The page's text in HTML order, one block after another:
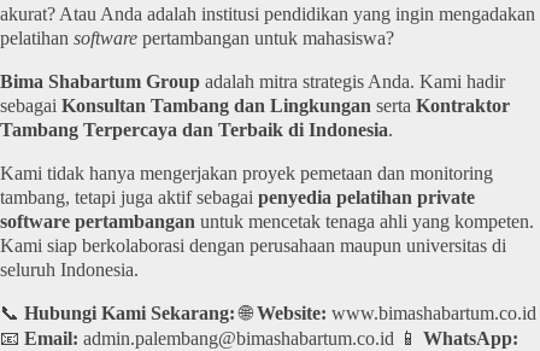
akurat? Atau Anda adalah institusi pendidikan yang ingin mengadakan
pelatihan software pertambangan untuk mahasiswa?
Bima Shabartum Group adalah mitra strategis Anda. Kami hadir
sebagai Konsultan Tambang dan Lingkungan serta Kontraktor
Tambang Terpercaya dan Terbaik di Indonesia.
Kami tidak hanya mengerjakan proyek pemetaan dan monitoring
tambang, tetapi juga aktif sebagai penyedia pelatihan private
software pertambangan untuk mencetak tenaga ahli yang kompeten.
Kami siap berkolaborasi dengan perusahaan maupun universitas di
seluruh Indonesia.
📞 Hubungi Kami Sekarang: 🌐 Website: www.bimashabartum.co.id
📧 Email: admin.palembang@bimashabartum.co.id 📱 WhatsApp: